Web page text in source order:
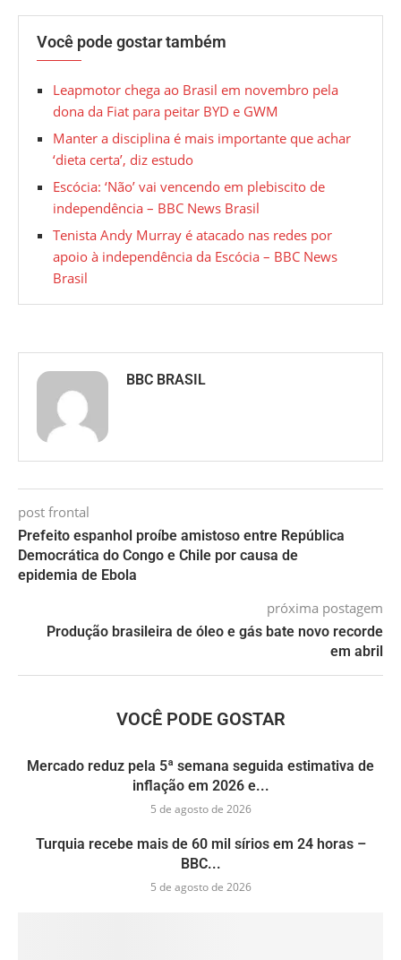
Você pode gostar também
Leapmotor chega ao Brasil em novembro pela
dona da Fiat para peitar BYD e GWM
Manter a disciplina é mais importante que achar
‘dieta certa’, diz estudo
Escócia: ‘Não’ vai vencendo em plebiscito de
independência – BBC News Brasil
Tenista Andy Murray é atacado nas redes por
apoio à independência da Escócia – BBC News
Brasil
BBC BRASIL
post frontal
Prefeito espanhol proíbe amistoso entre República
Democrática do Congo e Chile por causa de
epidemia de Ebola
próxima postagem
Produção brasileira de óleo e gás bate novo recorde
em abril
VOCÊ PODE GOSTAR
Mercado reduz pela 5ª semana seguida estimativa de
inflação em 2026 e...
5 de agosto de 2026
Turquia recebe mais de 60 mil sírios em 24 horas –
BBC...
5 de agosto de 2026